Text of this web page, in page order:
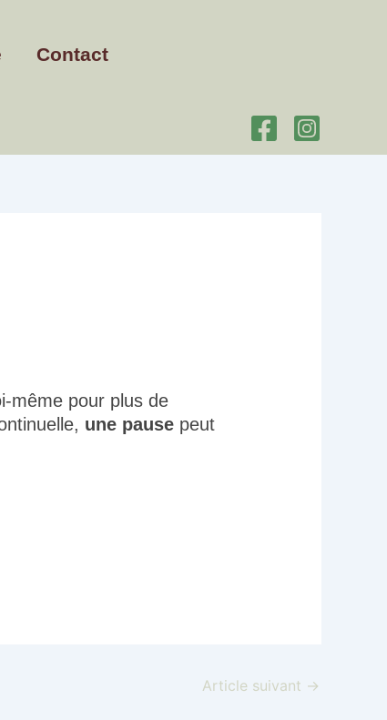
Contact
même pour plus de
une pause peut
Article suivant →